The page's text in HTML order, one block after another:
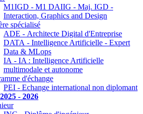
M1IGD - M1 DAIIG - Maj. IGD -
Interaction, Graphics and Design
spécialisé
ADE - Architecte Digital d'Entreprise
DATA - Intelligence Artificielle - Expert
Data & MLops
IA - IA : Intelligence Artificielle
multimodale et autonome
d'échange
PEI - Echange international non diplomant
- 2026